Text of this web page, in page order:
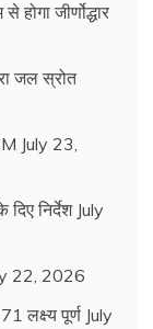
जीर्णोद्धार
जल स्रोत
July 23,
निर्देश July
22, 2026
लक्ष्य पूर्ण July